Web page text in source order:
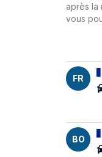
après la
vous
FR
BO